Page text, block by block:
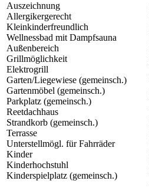
Auszeichnung
Allergikergerecht
Kleinkinderfreundlich
Wellnessbad mit Dampfsauna
Außenbereich
Grillmöglichkeit
Elektrogrill
Garten/Liegewiese (gemeinsch.)
Gartenmöbel (gemeinsch.)
Parkplatz (gemeinsch.)
Reetdachhaus
Strandkorb (gemeinsch.)
Terrasse
Unterstellmögl. für Fahrräder
Kinder
Kinderhochstuhl
Kinderspielplatz (gemeinsch.)